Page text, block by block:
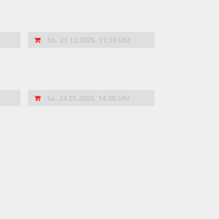
So. 21.12.2025, 11:30 Uhr
Sa. 24.01.2026, 14:30 Uhr